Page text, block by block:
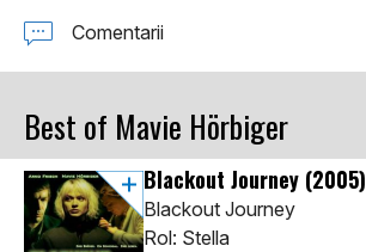
Comentarii
Best of Mavie Hörbiger
Blackout Journey (2005)
Blackout Journey
Rol: Stella